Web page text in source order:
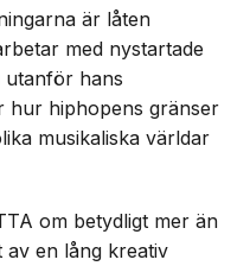
är låten
med nystartade
utanför hans
hur hiphopens gränser
musikaliska världar
om betydligt mer än
av en lång kreativ